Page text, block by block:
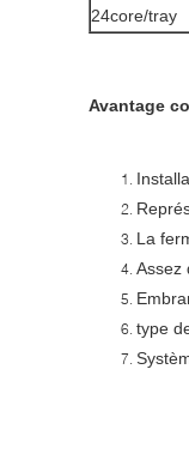
24core/tray
Avantage
La
Assez
type